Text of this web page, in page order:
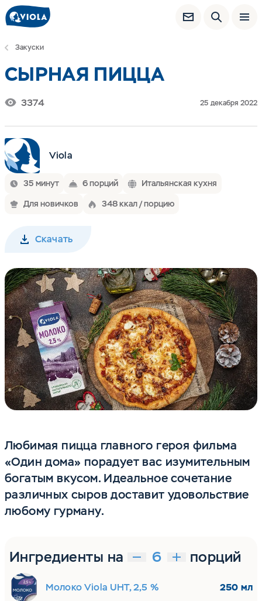
Закуски
СЫРНАЯ ПИЦЦА
3374 25 декабря 2022
Viola
35 минут 6 порций
Итальянская кухня
Для новичков
348 ккал / порцию
Скачать
Любимая пицца главного героя фильма
«Один дома» порадует вас изумительным
богатым вкусом. Идеальное сочетание
различных сыров доставит удовольствие
любому гурману.
Ингредиенты на порций
Молоко Viola UHT, 2,5 % 250 мл